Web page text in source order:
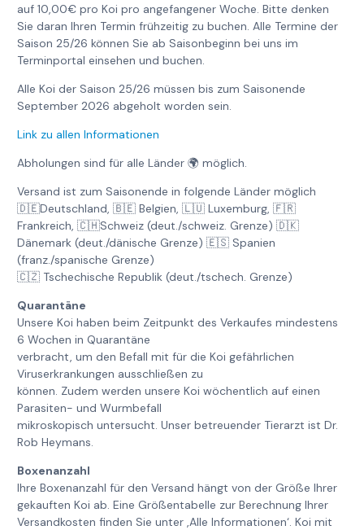
auf 10,00€ pro Koi pro angefangener Woche. Bitte denken
Sie daran Ihren Termin frühzeitig zu buchen. Alle Termine der
Saison 25/26 können Sie ab Saisonbeginn bei uns im
Terminportal einsehen und buchen.
Alle Koi der Saison 25/26 müssen bis zum Saisonende
September 2026 abgeholt worden sein.
Link zu allen Informationen
Abholungen sind für alle Länder 🌍 möglich.
Versand ist zum Saisonende in folgende Länder möglich
🇩🇪Deutschland, 🇧🇪 Belgien, 🇱🇺 Luxemburg, 🇫🇷
Frankreich, 🇨🇭Schweiz (deut./schweiz. Grenze) 🇩🇰
Dänemark (deut./dänische Grenze) 🇪🇸 Spanien
(franz./spanische Grenze)
🇨🇿 Tschechische Republik (deut./tschech. Grenze)
Quarantäne
Unsere Koi haben beim Zeitpunkt des Verkaufes mindestens
6 Wochen in Quarantäne
verbracht, um den Befall mit für die Koi gefährlichen
Viruserkrankungen ausschließen zu
können. Zudem werden unsere Koi wöchentlich auf einen
Parasiten- und Wurmbefall
mikroskopisch untersucht. Unser betreuender Tierarzt ist Dr.
Rob Heymans.
Boxenanzahl
Ihre Boxenanzahl für den Versand hängt von der Größe Ihrer
gekauften Koi ab. Eine Größentabelle zur Berechnung Ihrer
Versandkosten finden Sie unter ‚Alle Informationen‘. Koi mit